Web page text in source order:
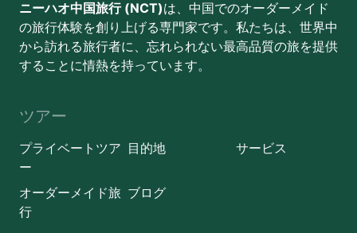
ニーハオ中国旅行 (NCT)は、中国でのオーダーメイド
の旅行体験を創り上げる専門家です。私たちは、世界中
から訪れる旅行者に、忘れられない最高品質の旅を提供
することに情熱を持っています。
ツアー
プライベートツア
ー
目的地 サービス
オーダーメイド旅
行
ブログ